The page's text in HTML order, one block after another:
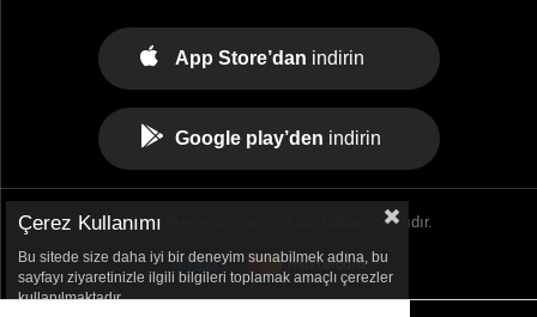
App Store’dan indirin
Google play’den indirin
© 2021 tekemspor.com. - Tüm Hakları Saklıdır.
Çerez Kullanımı
Bu sitede size daha iyi bir deneyim sunabilmek adına, bu
sayfayı ziyaretinizle ilgili bilgileri toplamak amaçlı çerezler
kullanılmaktadır.